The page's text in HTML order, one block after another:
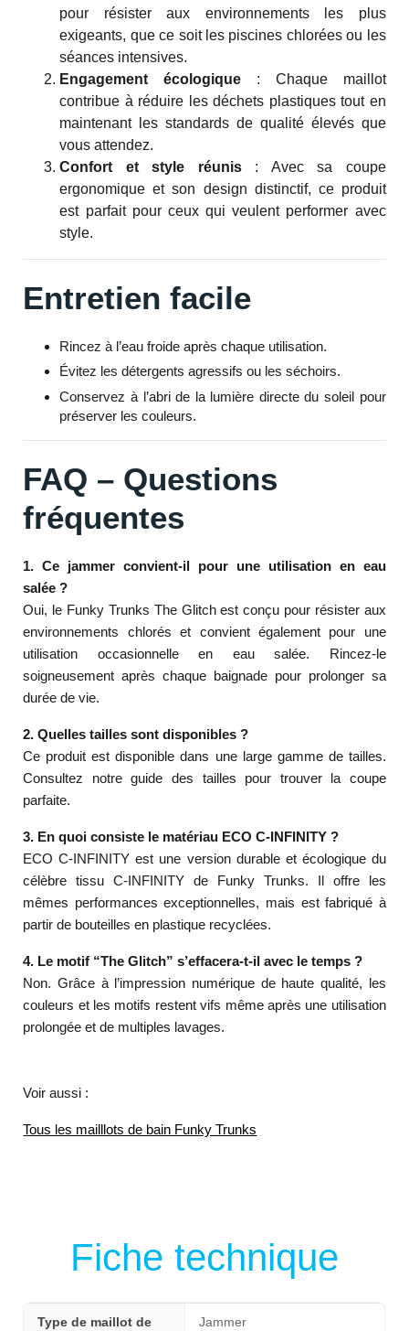
pour résister aux environnements les plus
exigeants, que ce soit les piscines chlorées ou les
séances intensives.
Engagement écologique : Chaque maillot
contribue à réduire les déchets plastiques tout en
maintenant les standards de qualité élevés que
vous attendez.
Confort et style réunis: Avec sa coupe
ergonomique et son design distinctif, ce produit
est parfait pour ceux qui veulent performer avec
style.
Entretien facile
Rincez à l’eau froide après chaque utilisation.
Évitez les détergents agressifs ou les séchoirs.
Conservez à l’abri de la lumière directe du soleil pour
préserver les couleurs.
FAQ – Questions
fréquentes
1. Ce jammer convient-il pour une utilisation en eau
salée ?
Oui, le Funky Trunks The Glitch est conçu pour résister aux
environnements chlorés et convient également pour une
utilisation occasionnelle en eau salée. Rincez-le
soigneusement après chaque baignade pour prolonger sa
durée de vie.
2. Quelles tailles sont disponibles ?
Ce produit est disponible dans une large gamme de tailles.
Consultez notre guide des tailles pour trouver la coupe
parfaite.
3. En quoi consiste le matériau ECO C-INFINITY ?
ECO C-INFINITY est une version durable et écologique du
célèbre tissu C-INFINITY de Funky Trunks. Il offre les
mêmes performances exceptionnelles, mais est fabriqué à
partir de bouteilles en plastique recyclées.
4. Le motif “The Glitch” s’effacera-t-il avec le temps ?
Non. Grâce à l’impression numérique de haute qualité, les
couleurs et les motifs restent vifs même après une utilisation
prolongée et de multiples lavages.
Voir aussi :
Tous les mailllots de bain Funky Trunks
Fiche technique
Type de maillot de
Jammer